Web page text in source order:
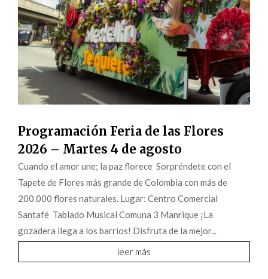
Programación Feria de las Flores
2026 – Martes 4 de agosto
Cuando el amor une; la paz florece Sorpréndete con el
Tapete de Flores más grande de Colombia con más de
200.000 flores naturales. Lugar: Centro Comercial
Santafé Tablado Musical Comuna 3 Manrique ¡La
gozadera llega a los barrios! Disfruta de la mejor...
leer más